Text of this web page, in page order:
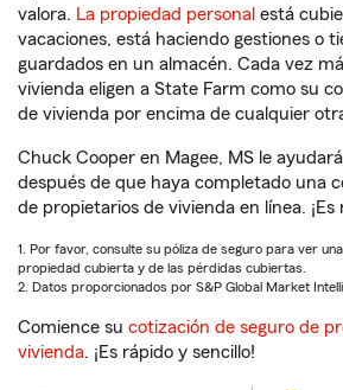
valora. La propiedad personal está
vacaciones, está haciendo gestiones o
guardados en un almacén. Cada vez
vivienda eligen a State Farm como su
de vivienda por encima de cualquier
Chuck Cooper en Magee, MS le
después de que haya completado una
de propietarios de vivienda en línea. ¡Es
1. Por favor, consulte su póliza de seguro para ver
propiedad cubierta y de las pérdidas cubiertas.
2. Datos proporcionados por S&P Global Market
Comience su cotización de seguro de
vivienda. ¡Es rápido y sencillo!